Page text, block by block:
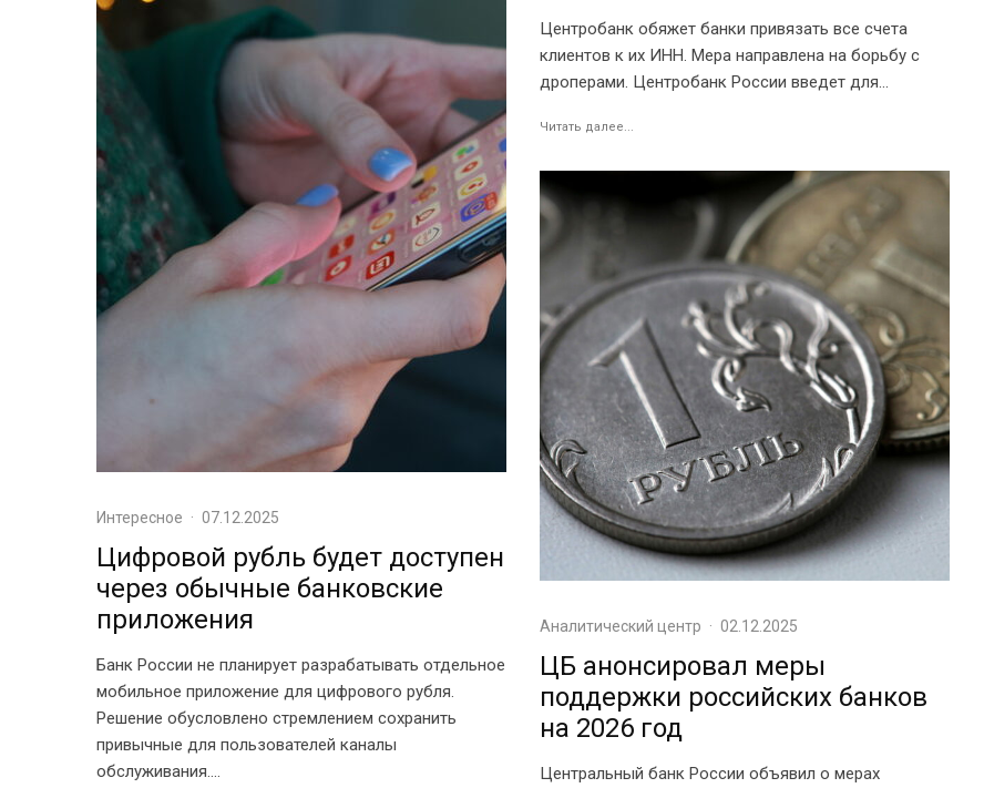
Интересное · 07.12.2025
Цифровой рубль будет доступен
через обычные банковские
приложения
Банк России не планирует разрабатывать отдельное
мобильное приложение для цифрового рубля.
Решение обусловлено стремлением сохранить
привычные для пользователей каналы
обслуживания....
Центробанк обяжет банки привязать все счета
клиентов к их ИНН. Мера направлена на борьбу с
дроперами. Центробанк России введет для...
Читать далее...
Аналитический центр · 02.12.2025
ЦБ анонсировал меры
поддержки российских банков
на 2026 год
Центральный банк России объявил о мерах